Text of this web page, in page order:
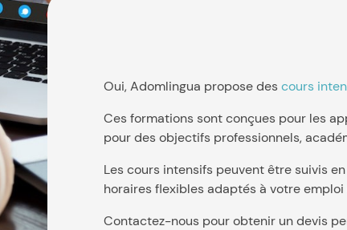
Oui, Adomlingua propose descours
Ces formations sont conçues pour les
pour des objectifs professionnels,
Les cours intensifs peuvent être suivis
horaires flexibles adaptés à votre
Contactez-nous pour obtenir un devis